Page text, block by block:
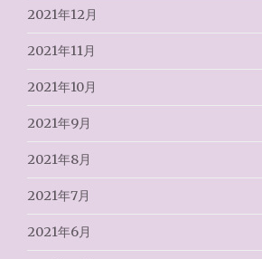
2021年12月
2021年11月
2021年10月
2021年9月
2021年8月
2021年7月
2021年6月